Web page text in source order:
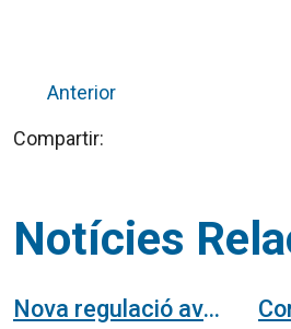
Anterior
Compartir:
Notícies
Nova regulació avanzada per a cortines d'aire